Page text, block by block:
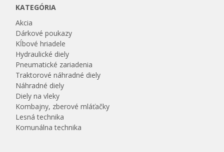
KATEGÓRIA
Akcia
Dárkové poukazy
Kĺbové hriadele
Hydraulické diely
Pneumatické zariadenia
Traktorové náhradné diely
Náhradné diely
Diely na vleky
Kombajny, zberové mláťačky
Lesná technika
Komunálna technika